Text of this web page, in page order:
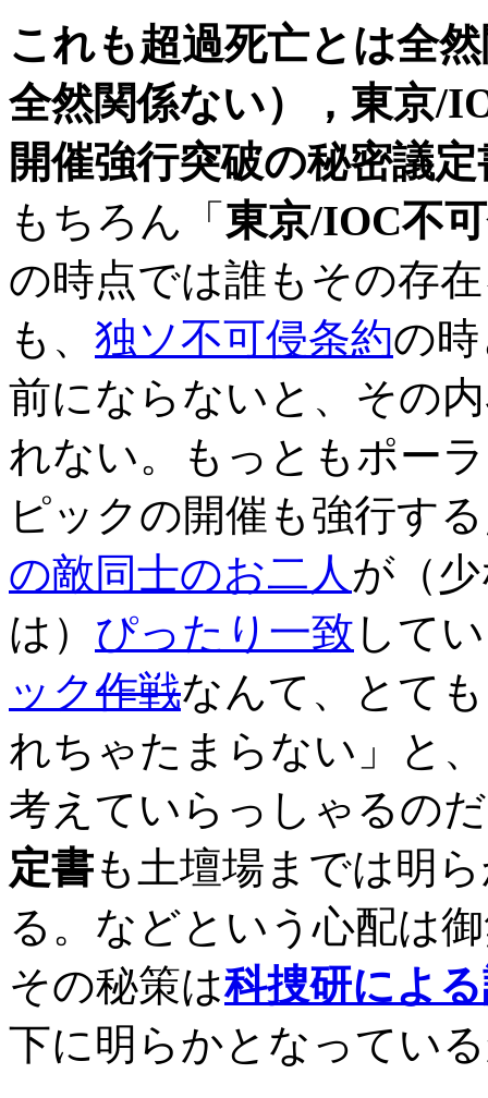
これも超過死亡とは全
全然関係ない）
，東京/
開催強行突破の秘密議
もちろん「 東京/IOC不
の時点では誰もその存
も、 独ソ不可侵条約の
前にならないと、その
れない。もっともポー
ピックの開催も強行す
の敵同士のお二人 が（
は） ぴったり一致 して
ック作戦なんて、とて
れちゃたまらない」と
考えていらっしゃるの
定書も土壇場までは明
る。などという心配は
その秘策は科捜研によ
下に明らかとなってい